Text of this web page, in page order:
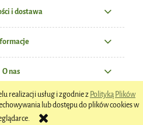
realizacji usług i zgodnie zPolityką Plików
lub dostępu do plików cookies w
i dostawa
O nas
wersję strony